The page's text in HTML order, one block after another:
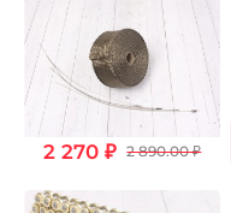
2 270 ₽ 2 890.00 ₽